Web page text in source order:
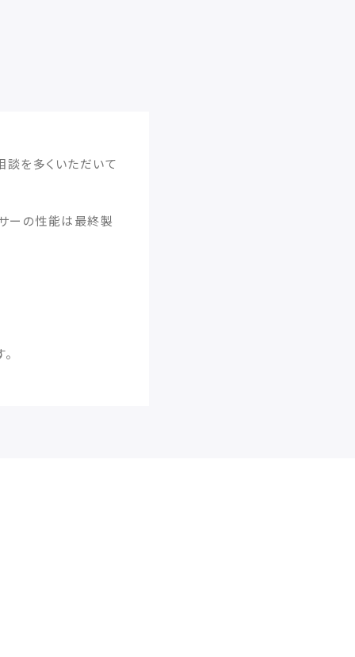
談を多くいただいて
ーの性能は最終製